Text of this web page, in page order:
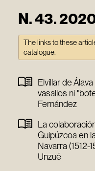
N. 43.
The links to these
catalogue.
Elvillar de
vasallos ni
Fernández
La
Guipúzcoa en
Navarra (1512-
Unzué